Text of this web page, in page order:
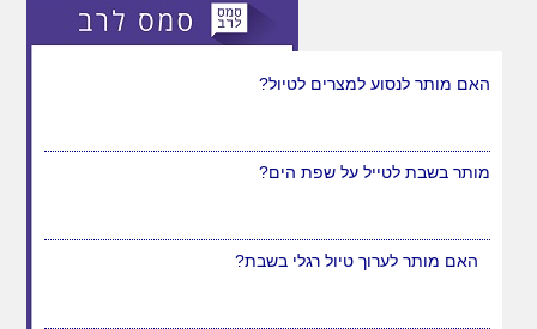
האם מותר לנסוע למצרים לטיול?
מותר בשבת לטייל על שפת הים?
האם מותר לערוך טיול רגלי בשבת?